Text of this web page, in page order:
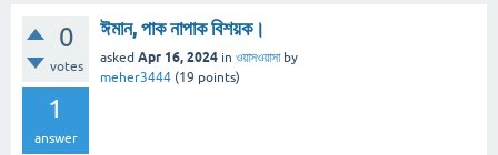
0
votes
1
answer
ঈমান, পাক নাপাক বিশয়ক।
asked Apr 16, 2024 in ওয়াসওয়াসা by
meher3444 (19 points)